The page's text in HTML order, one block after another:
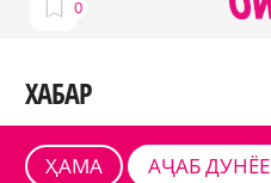
ХАБАР
ҲАМА АҶАБ ДУНЁЕ